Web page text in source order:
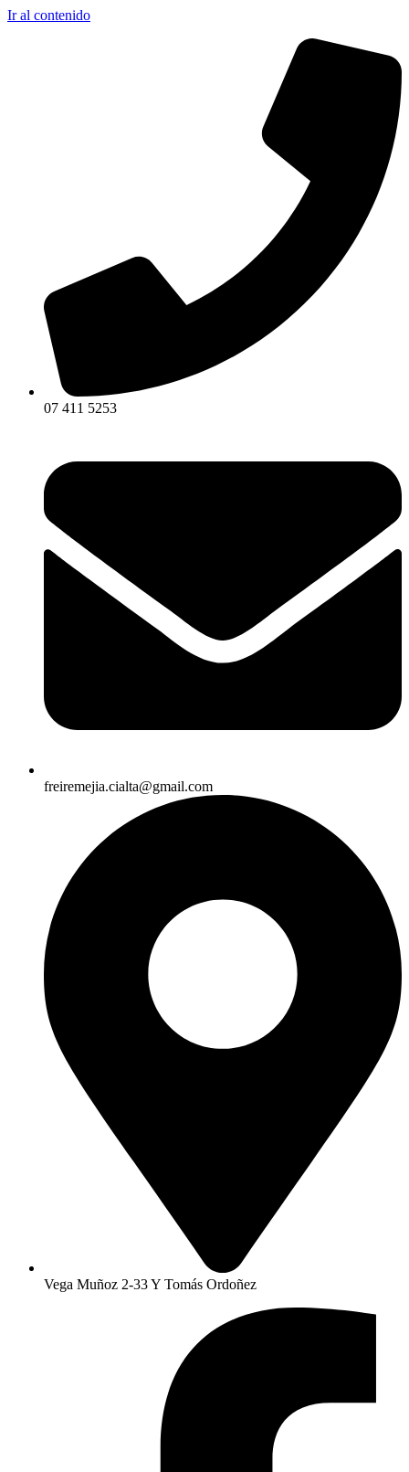
Ir al contenido
07 411 5253
freiremejia.cialta@gmail.com
Vega Muñoz 2-33 Y Tomás Ordoñez